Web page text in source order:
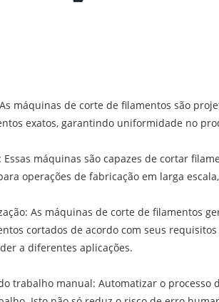
máquinas de corte de filamentos são
exatos, garantindo uniformidade no
Essas máquinas são capazes de cortar
operações de fabricação em larga
As máquinas de corte de filamentos
cortados de acordo com seus
a diferentes aplicações.
trabalho manual: Automatizar o